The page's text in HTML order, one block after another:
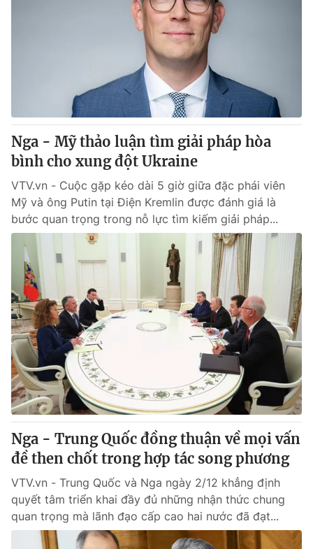
Nga - Mỹ thảo luận tìm giải pháp hòa
bình cho xung đột Ukraine
VTV.vn - Cuộc gặp kéo dài 5 giờ giữa đặc phái viên
Mỹ và ông Putin tại Điện Kremlin được đánh giá là
bước quan trọng trong nỗ lực tìm kiếm giải pháp...
Nga - Trung Quốc đồng thuận về mọi vấn
đề then chốt trong hợp tác song phương
VTV.vn - Trung Quốc và Nga ngày 2/12 khẳng định
quyết tâm triển khai đầy đủ những nhận thức chung
quan trọng mà lãnh đạo cấp cao hai nước đã đạt...